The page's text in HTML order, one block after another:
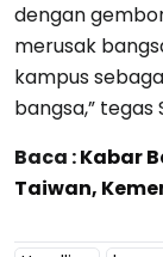
dengan
merusak
kampus
bangsa,” tegas
Baca :Kabar
Taiwan,